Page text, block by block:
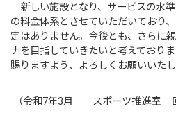
新しい施設となり、サービスの水
の料金体系とさせていただいており
定はありません。今後とも、さらに
ナを目指していきたいと考えており
賜りますよう、よろしくお願いいたし
（令和7年3月 スポーツ推進室 回